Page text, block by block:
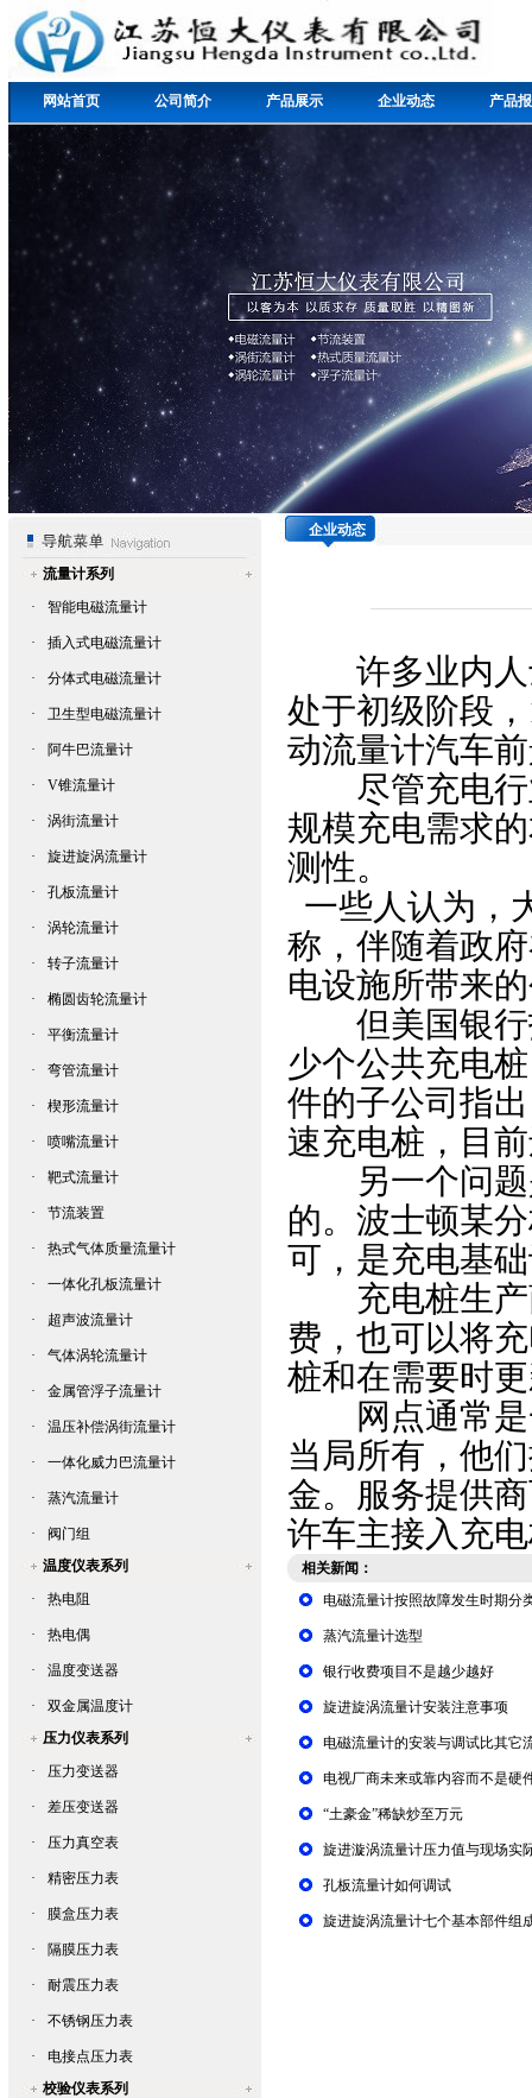
网站首页 公司简介 产品展示 企业动态 产品
流量计系列
·
智能电磁流量计
· 插入式电磁流量计
· 分体式电磁流量计
· 卫生型电磁流量计
· 阿牛巴流量计
· V锥流量计
· 涡街流量计
· 旋进旋涡流量计
· 孔板流量计
· 涡轮流量计
· 转子流量计
· 椭圆齿轮流量计
· 平衡流量计
· 弯管流量计
· 楔形流量计
· 喷嘴流量计
· 靶式流量计
· 节流装置
· 热式气体质量流量计
· 一体化孔板流量计
· 超声波流量计
· 气体涡轮流量计
· 金属管浮子流量计
· 温压补偿涡街流量计
· 一体化威力巴流量计
· 蒸汽流量计
·
阀门组
温度仪表系列
·
热电阻
· 热电偶
· 温度变送器
·
双金属温度计
压力仪表系列
·
压力变送器
· 差压变送器
· 压力真空表
· 精密压力表
· 膜盒压力表
· 隔膜压力表
· 耐震压力表
· 不锈钢压力表
·
电接点压力表
校验仪表系列
企业动态
许多业内人
处于初级阶段
动流量计汽车
尽管充电行
规模充电需求
测性。
一些人认为，
称，伴随着政
电设施所带来
但美国银行
少个公共充电
件的子公司指
速充电桩，目
另一个问题
的。波士顿某
可，是充电基
充电桩生产
费，也可以将
桩和在需要时
网点通常是
当局所有，他
金。服务提供
许车主接入充
相关新闻：
电磁流量计按照故障发生时期分
蒸汽流量计选型
银行收费项目不是越少越好
旋进旋涡流量计安装注意事项
电磁流量计的安装与调试比其它
电视厂商未来或靠内容而不是硬
“土豪金”稀缺炒至万元
旋进漩涡流量计压力值与现场实
孔板流量计如何调试
旋进旋涡流量计七个基本部件组